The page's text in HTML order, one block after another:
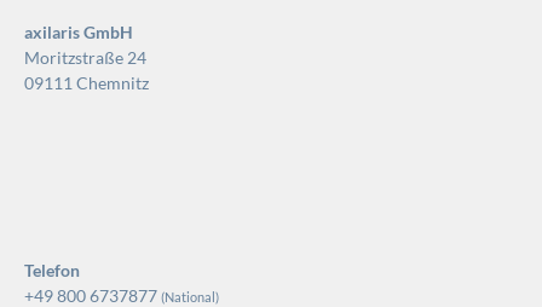
axilaris GmbH
Moritzstraße 24
09111 Chemnitz
Telefon
+49 800 6737877 (National)